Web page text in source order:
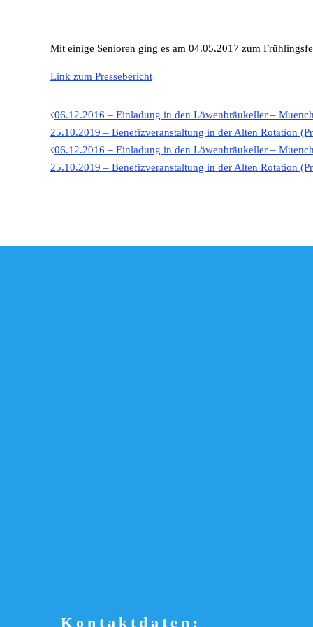
Mit einige Senioren ging es am 04.05.2017 zum
Link zum Pressebericht
06.12.2016 – Einladung in den Löwenbräukeller –
25.10.2019 – Benefizveranstaltung in der Alten Rotation
06.12.2016 – Einladung in den Löwenbräukeller –
25.10.2019 – Benefizveranstaltung in der Alten Rotation
Kontaktdaten: